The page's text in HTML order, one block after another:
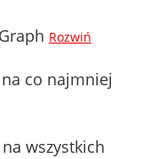
Rozwiń
co najmniej
wszystkich